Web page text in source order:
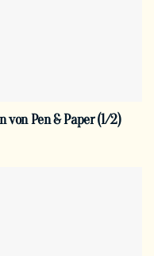
von Pen & Paper (1/2)